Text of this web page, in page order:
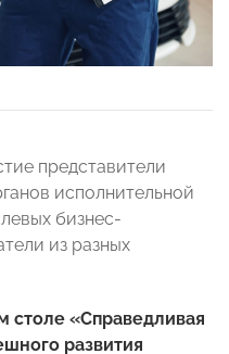
представители
исполнительной
бизнес-
из разных
столе «Справедливая
развития